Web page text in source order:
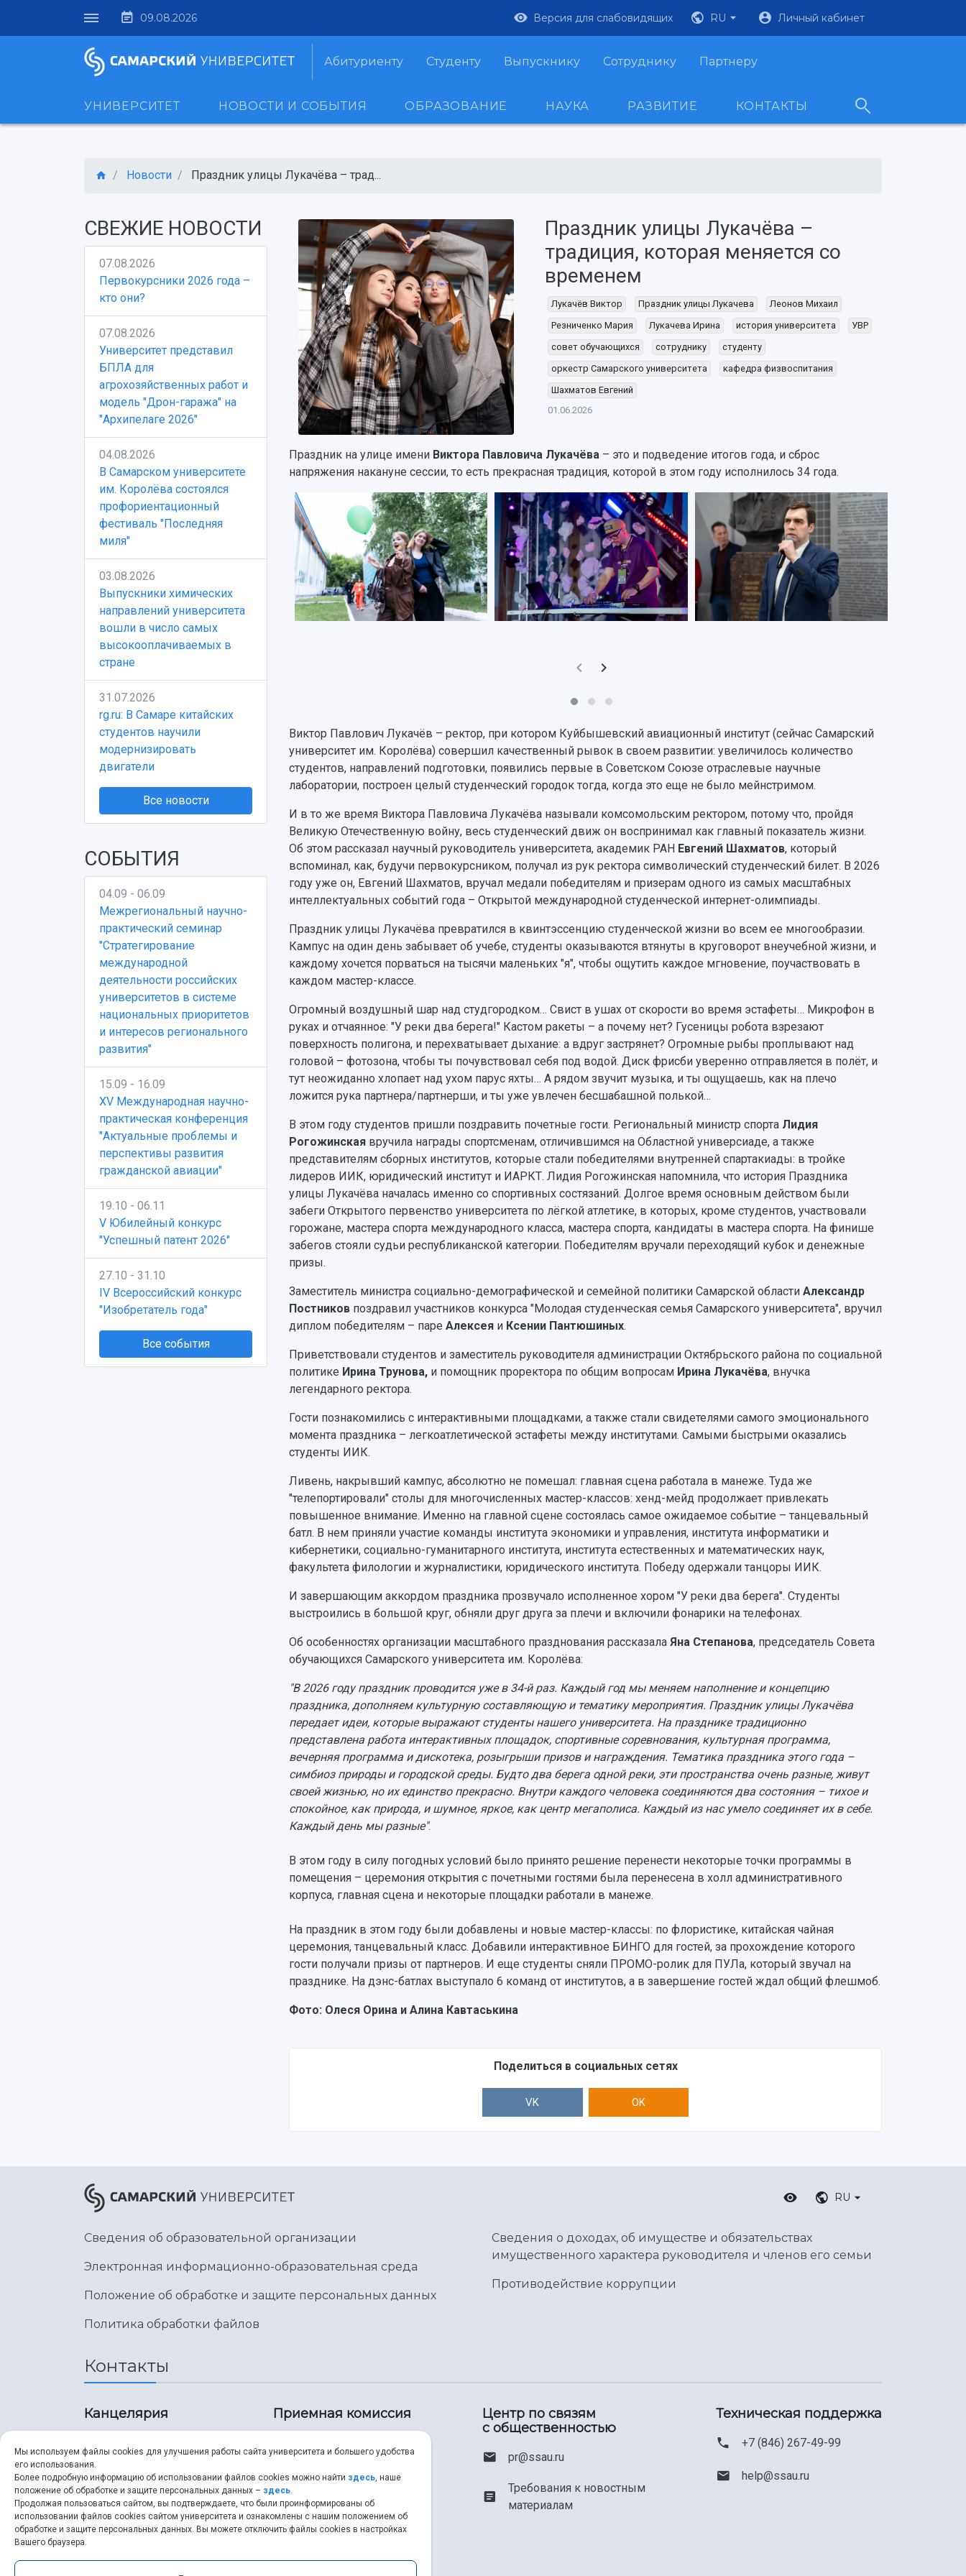
09.08.2026 Версия для слабовидящих RU Личный кабинет
Абитуриенту Студенту Выпускнику Сотруднику Партнеру
УНИВЕРСИТЕТ НОВОСТИ И СОБЫТИЯ ОБРАЗОВАНИЕ НАУКА РАЗВИТИЕ КОНТАКТЫ
Новости Праздник улицы Лукачёва – трад...
СВЕЖИЕ НОВОСТИ
07.08.2026
Первокурсники 2026 года –
кто они?
07.08.2026
Университет представил
БПЛА для
агрохозяйственных работ и
модель "Дрон-гаража" на
"Архипелаге 2026"
04.08.2026
В Самарском университете
им. Королёва состоялся
профориентационный
фестиваль "Последняя
миля"
03.08.2026
Выпускники химических
направлений университета
вошли в число самых
высокооплачиваемых в
стране
31.07.2026
rg.ru: В Самаре китайских
студентов научили
модернизировать
двигатели
Все новости
СОБЫТИЯ
04.09 - 06.09
Межрегиональный научно-
практический семинар
"Стратегирование
международной
деятельности российских
университетов в системе
национальных приоритетов
и интересов регионального
развития"
15.09 - 16.09
XV Международная научно-
практическая конференция
"Актуальные проблемы и
перспективы развития
гражданской авиации"
19.10 - 06.11
V Юбилейный конкурс
"Успешный патент 2026"
27.10 - 31.10
IV Всероссийский конкурс
"Изобретатель года"
Все события
Праздник улицы Лукачёва –
традиция, которая меняется со
временем
Лукачёв Виктор Праздник улицы Лукачева
Леонов Михаил
Резниченко Мария
Лукачева Ирина история университета
УВР
совет обучающихся
сотруднику
студенту
оркестр Самарского университета
кафедра физвоспитания
Шахматов Евгений
01.06.2026
Праздник на улице имени Виктора Павловича Лукачёва – это и подведение итогов года, и сброс
напряжения накануне сессии, то есть прекрасная традиция, которой в этом году исполнилось 34 года.
Виктор Павлович Лукачёв – ректор, при котором Куйбышевский авиационный институт (сейчас Самарский
университет им. Королёва) совершил качественный рывок в своем развитии: увеличилось количество
студентов, направлений подготовки, появились первые в Советском Союзе отраслевые научные
лаборатории, построен целый студенческий городок тогда, когда это еще не было мейнстримом.
И в то же время Виктора Павловича Лукачёва называли комсомольским ректором, потому что, пройдя
Великую Отечественную войну, весь студенческий движ он воспринимал как главный показатель жизни.
Об этом рассказал научный руководитель университета, академик РАН Евгений Шахматов, который
вспоминал, как, будучи первокурсником, получал из рук ректора символический студенческий билет. В 2026
году уже он, Евгений Шахматов, вручал медали победителям и призерам одного из самых масштабных
интеллектуальных событий года – Открытой международной студенческой интернет-олимпиады.
Праздник улицы Лукачёва превратился в квинтэссенцию студенческой жизни во всем ее многообразии.
Кампус на один день забывает об учебе, студенты оказываются втянуты в круговорот внеучебной жизни, и
каждому хочется порваться на тысячи маленьких "я", чтобы ощутить каждое мгновение, поучаствовать в
каждом мастер-классе.
Огромный воздушный шар над студгородком… Свист в ушах от скорости во время эстафеты… Микрофон в
руках и отчаянное: "У реки два берега!" Кастом ракеты – а почему нет? Гусеницы робота взрезают
поверхность полигона, и перехватывает дыхание: а вдруг застрянет? Огромные рыбы проплывают над
головой – фотозона, чтобы ты почувствовал себя под водой. Диск фрисби уверенно отправляется в полёт, и
тут неожиданно хлопает над ухом парус яхты… А рядом звучит музыка, и ты ощущаешь, как на плечо
ложится рука партнера/партнерши, и ты уже увлечен бесшабашной полькой…
В этом году студентов пришли поздравить почетные гости. Региональный министр спорта Лидия
Рогожинская вручила награды спортсменам, отличившимся на Областной универсиаде, а также
представителям сборных институтов, которые стали победителями внутренней спартакиады: в тройке
лидеров ИИК, юридический институт и ИАРКТ. Лидия Рогожинская напомнила, что история Праздника
улицы Лукачёва началась именно со спортивных состязаний. Долгое время основным действом были
забеги Открытого первенство университета по лёгкой атлетике, в которых, кроме студентов, участвовали
горожане, мастера спорта международного класса, мастера спорта, кандидаты в мастера спорта. На финише
забегов стояли судьи республиканской категории. Победителям вручали переходящий кубок и денежные
призы.
Заместитель министра социально-демографической и семейной политики Самарской области Александр
Постников поздравил участников конкурса "Молодая студенческая семья Самарского университета", вручил
диплом победителям – паре Алексея и Ксении Пантюшиных.
Приветствовали студентов и заместитель руководителя администрации Октябрьского района по социальной
политике Ирина Трунова, и помощник проректора по общим вопросам Ирина Лукачёва, внучка
легендарного ректора.
Гости познакомились с интерактивными площадками, а также стали свидетелями самого эмоционального
момента праздника – легкоатлетической эстафеты между институтами. Самыми быстрыми оказались
студенты ИИК.
Ливень, накрывший кампус, абсолютно не помешал: главная сцена работала в манеже. Туда же
"телепортировали" столы для многочисленных мастер-классов: хенд-мейд продолжает привлекать
повышенное внимание. Именно на главной сцене состоялась самое ожидаемое событие – танцевальный
батл. В нем приняли участие команды института экономики и управления, института информатики и
кибернетики, социально-гуманитарного института, института естественных и математических наук,
факультета филологии и журналистики, юридического института. Победу одержали танцоры ИИК.
И завершающим аккордом праздника прозвучало исполненное хором "У реки два берега". Студенты
выстроились в большой круг, обняли друг друга за плечи и включили фонарики на телефонах.
Об особенностях организации масштабного празднования рассказала Яна Степанова, председатель Совета
обучающихся Самарского университета им. Королёва:
"В 2026 году праздник проводится уже в 34-й раз. Каждый год мы меняем наполнение и концепцию
праздника, дополняем культурную составляющую и тематику мероприятия. Праздник улицы Лукачёва
передает идеи, которые выражают студенты нашего университета. На празднике традиционно
представлена работа интерактивных площадок, спортивные соревнования, культурная программа,
вечерняя программа и дискотека, розыгрыши призов и награждения. Тематика праздника этого года –
симбиоз природы и городской среды. Будто два берега одной реки, эти пространства очень разные, живут
своей жизнью, но их единство прекрасно. Внутри каждого человека соединяются два состояния – тихое и
спокойное, как природа, и шумное, яркое, как центр мегаполиса. Каждый из нас умело соединяет их в себе.
Каждый день мы разные".
В этом году в силу погодных условий было принято решение перенести некоторые точки программы в
помещения – церемония открытия с почетными гостями была перенесена в холл административного
корпуса, главная сцена и некоторые площадки работали в манеже.
На праздник в этом году были добавлены и новые мастер-классы: по флористике, китайская чайная
церемония, танцевальный класс. Добавили интерактивное БИНГО для гостей, за прохождение которого
гости получали призы от партнеров. И еще студенты сняли ПРОМО-ролик для ПУЛа, который звучал на
празднике. На дэнс-батлах выступало 6 команд от институтов, а в завершение гостей ждал общий флешмоб.
Фото: Олеся Орина и Алина Кавтаськина
Поделиться в социальных сетях
VK OK
RU
Сведения об образовательной организации
Электронная информационно-образовательная среда
Положение об обработке и защите персональных данных
Политика обработки файлов
Сведения о доходах, об имуществе и обязательствах
имущественного характера руководителя и членов его семьи
Противодействие коррупции
Контакты
Канцелярия
8 (846) 267-43-70
ssau@ssau.ru
Приемная комиссия
8 (846) 267-48-67
priem@ssau.ru
Центр по связям
с общественностью
pr@ssau.ru
Требования к новостным
материалам
Техническая поддержка
+7 (846) 267-49-99
help@ssau.ru
Мы используем файлы cookies для улучшения работы сайта университета и большего удобства
его использования.
Более подробную информацию об использовании файлов cookies можно найти здесь, наше
положение об обработке и защите персональных данных – здесь.
Продолжая пользоваться сайтом, вы подтверждаете, что были проинформированы об
использовании файлов cookies сайтом университета и ознакомлены с нашим положением об
обработке и защите персональных данных. Вы можете отключить файлы cookies в настройках
Вашего браузера.